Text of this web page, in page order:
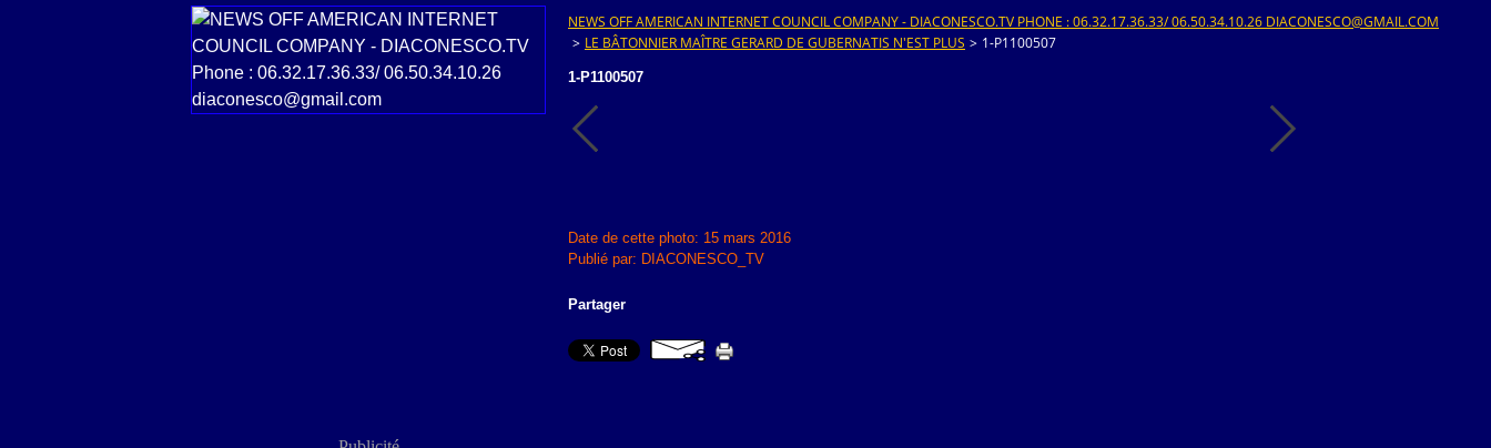
NEWS OFF AMERICAN INTERNET COUNCIL COMPANY - DIACONESCO.TV PHONE : 06.32.17.36.33/ 06.50.34.10.26 DIACONESCO@GMAIL.COM
> LE BÂTONNIER MAÎTRE GERARD DE GUBERNATIS N'EST PLUS > 1-P1100507
1-P1100507
Date de cette photo: 15 mars 2016
Publié par: DIACONESCO_TV
Partager